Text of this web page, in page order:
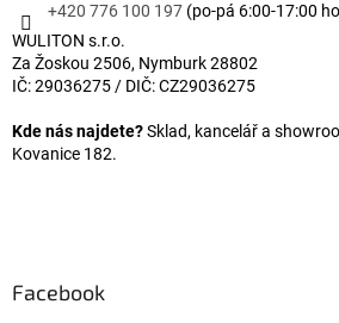
+420 776 100 197 (po-pá 6:00-17:00
WULITON s.r.o.
Za Žoskou 2506, Nymburk 28802
IČ: 29036275 / DIČ: CZ29036275
Kde nás najdete?Sklad, kancelář a
Kovanice 182.
Facebook